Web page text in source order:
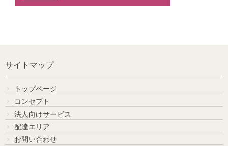
サイトマップ
トップページ
コンセプト
法人向けサービス
配達エリア
お問い合わせ